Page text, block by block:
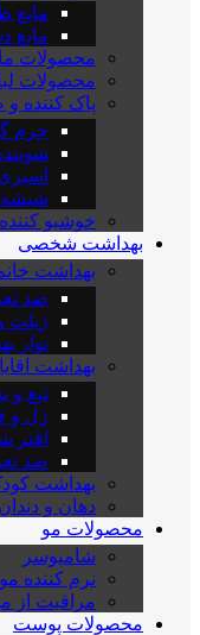
مایع
مایع
محصولات
محصولات
پاک کننده
جرم
شیشه
خوشبو کننده
بهداشت شخصی
بهداشت
ضد
ژیلت
نوار
بهداشت
تیغ و
ژل و
افتر
ضد
بهداشت
دهان و دندان
محصولات مو
شامپوسر
نرم کننده مو
مراقبت از
محصولات پوست